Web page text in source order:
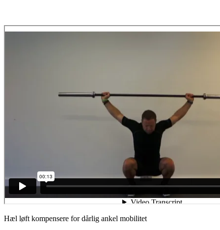
Hæl løft kompensere for dårlig ankel mobilitet